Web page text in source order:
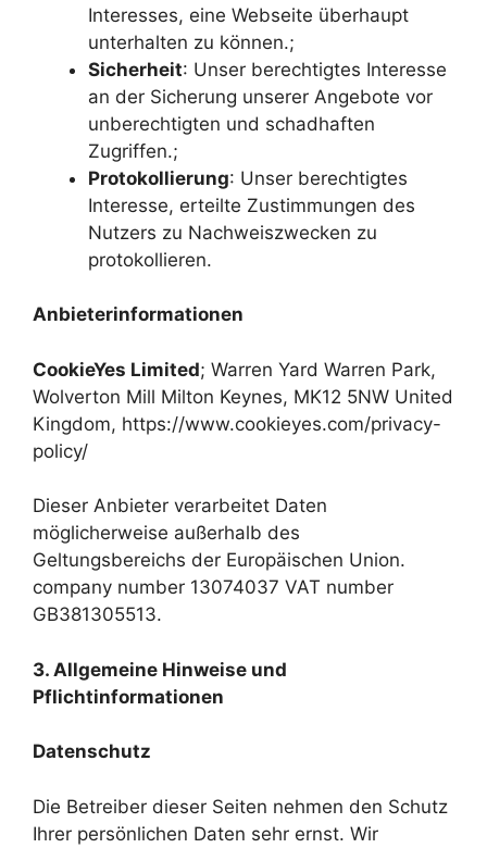
Interesses, eine Webseite überhaupt
unterhalten zu können.;
Sicherheit: Unser berechtigtes Interesse
an der Sicherung unserer Angebote vor
unberechtigten und schadhaften
Zugriffen.;
Protokollierung: Unser berechtigtes
Interesse, erteilte Zustimmungen des
Nutzers zu Nachweiszwecken zu
protokollieren.
Anbieterinformationen
CookieYes Limited; Warren Yard Warren Park,
Wolverton Mill Milton Keynes, MK12 5NW United
Kingdom, https://www.cookieyes.com/privacy-
policy/
Dieser Anbieter verarbeitet Daten
möglicherweise außerhalb des
Geltungsbereichs der Europäischen Union.
company number 13074037 VAT number
GB381305513.
3. Allgemeine Hinweise und
Pflichtinformationen
Datenschutz
Die Betreiber dieser Seiten nehmen den Schutz
Ihrer persönlichen Daten sehr ernst. Wir